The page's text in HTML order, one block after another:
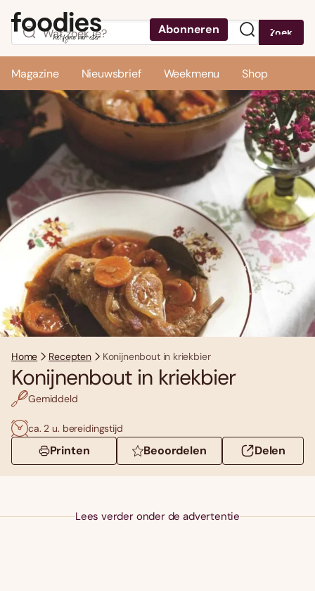
Abonneren Zoek
Magazine Nieuwsbrief Weekmenu Shop
Home Recepten Konijnenbout in kriekbier
Konijnenbout in kriekbier
Gemiddeld
ca. 2 u. bereidingstijd
Printen Beoordelen Delen
Lees verder onder de advertentie